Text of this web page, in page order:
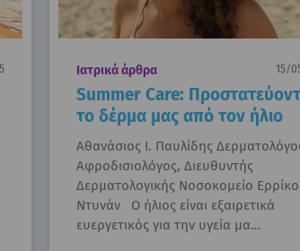
Ιατρικά άρθρα 15/
Summer Care:
το δέρμα μας από τον ήλιο
Αθανάσιος Ι. Παυλίδης
Αφροδισιολόγος, Διευθυντής
Δερματολογικής Νοσοκομείο
Ντυνάν Ο ήλιος είναι εξαιρετικά
ευεργετικός για την υγεία μα…